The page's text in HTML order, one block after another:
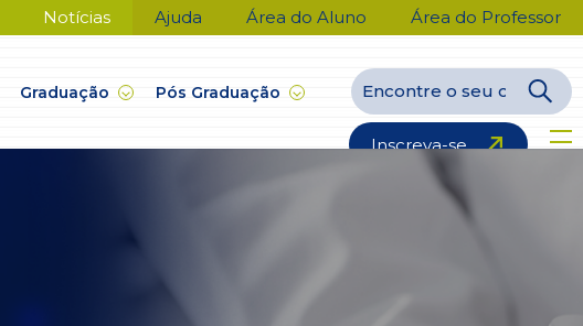
Notícias Ajuda Área do Aluno Área do Professor
Graduação Pós Graduação
Inscreva-se